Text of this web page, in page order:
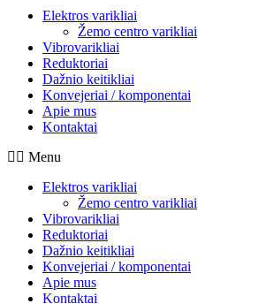
Elektros varikliai
Žemo centro varikliai
Vibrovarikliai
Reduktoriai
Dažnio keitikliai
Konvejeriai / komponentai
Apie mus
Kontaktai
Menu
Elektros varikliai
Žemo centro varikliai
Vibrovarikliai
Reduktoriai
Dažnio keitikliai
Konvejeriai / komponentai
Apie mus
Kontaktai